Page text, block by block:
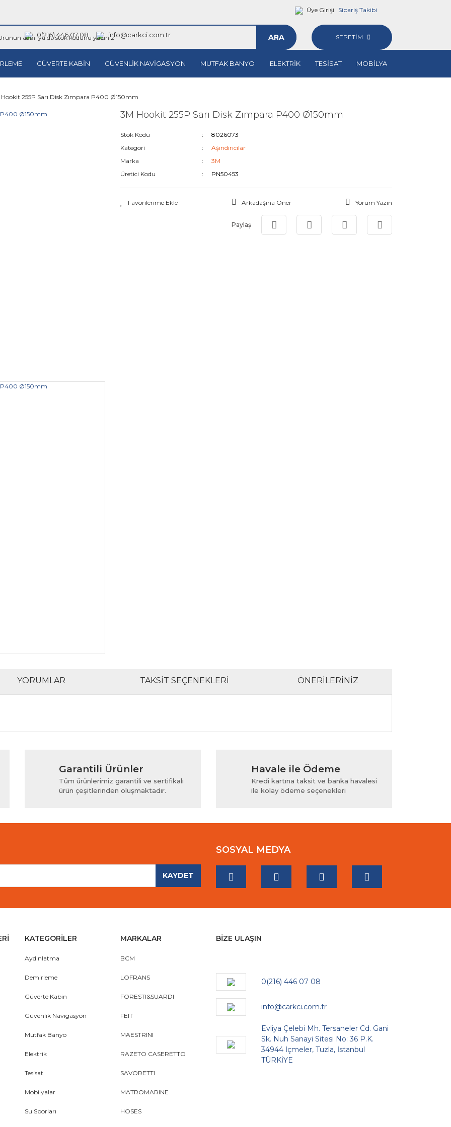
Üye Girişi Sipariş Takibi
0(216) 446 07 08 info@carkci.com.tr ARA SEPETİM
GÜVERTE KABİN GÜVENLİK NAVİGASYON MUTFAK BANYO ELEKTRİK TESİSAT MOBİLYA
255P Sarı Disk Zımpara P400 Ø150mm
3M Hookit 255P Sarı Disk Zımpara P400 Ø150mm
Stok Kodu
8026073
Kategori
Aşındırıcılar
Marka
3M
Üretici Kodu
PN50453
Arkadaşına Öner Yorum Yazın
Paylaş
YORUMLAR TAKSIT SEÇENEKLERI ÖNERILERINIZ
Yorum Yaz
ve diğer konularda yetersiz gördüğünüz noktaları öneri formunu kullanarak tarafımıza iletebilirsiniz.
Garantili Ürünler
Tüm ürünlerimiz garantili ve sertifikalı
ürün çeşitlerinden oluşmaktadır.
Havale ile Ödeme
Kredi kartına taksit ve banka havalesi
ile kolay ödeme seçenekleri
KAYDET
SOSYAL MEDYA
KATEGORİLER
Aydınlatma
Demirleme
Güverte Kabin
Güvenlik Navigasyon
Mutfak Banyo
Elektrik
Tesisat
Mobilyalar
Su Sporları
MARKALAR
BCM
LOFRANS
FORESTI&SUARDI
FEIT
MAESTRINI
RAZETO CASERETTO
SAVORETTI
MATROMARINE
HOSES
BİZE ULAŞIN
0(216) 446 07 08
info@carkci.com.tr
Evliya Çelebi Mh. Tersaneler Cd. Gani
Sk. Nuh Sanayi Sitesi No: 36 P.K.
34944 İçmeler, Tuzla, İstanbul
TÜRKİYE